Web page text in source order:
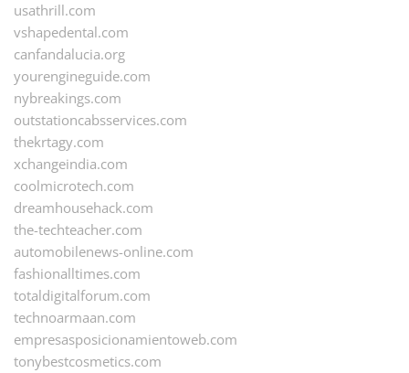
usathrill.com
vshapedental.com
canfandalucia.org
yourengineguide.com
nybreakings.com
outstationcabsservices.com
thekrtagy.com
xchangeindia.com
coolmicrotech.com
dreamhousehack.com
the-techteacher.com
automobilenews-online.com
fashionalltimes.com
totaldigitalforum.com
technoarmaan.com
empresasposicionamientoweb.com
tonybestcosmetics.com